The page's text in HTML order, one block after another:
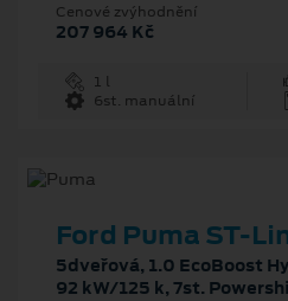
Cenové zvýhodnění
207 964 Kč
1 l
6st. manuální
Ford Puma ST-
5dveřová, 1.0 EcoBoost
92 kW/125 k, 7st.